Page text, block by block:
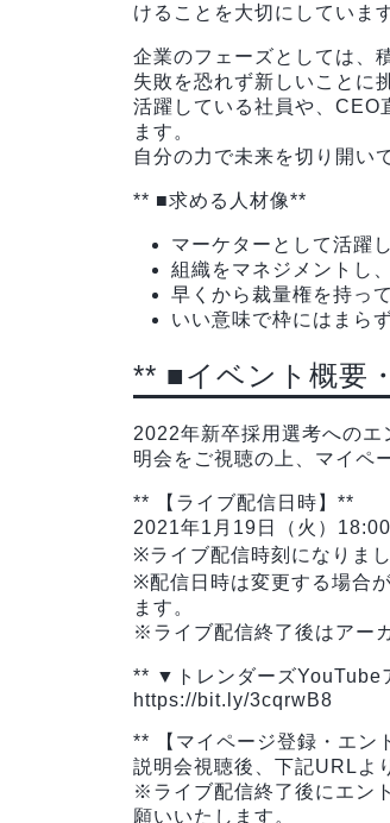
けることを大切にしています
企業のフェーズとしては、
失敗を恐れず新しいことに
活躍している社員や、CEO
ます。
自分の力で未来を切り開い
** ■求める人材像**
マーケターとして活躍
組織をマネジメントし
早くから裁量権を持っ
いい意味で枠にはまら
** ■イベント概要
2022年新卒採用選考への
明会をご視聴の上、マイペ
** 【ライブ配信日時】**
2021年1月19日（火）18:00
※ライブ配信時刻になりま
※配信日時は変更する場合
ます。
※ライブ配信終了後はアー
** ▼トレンダーズYouTube
https://bit.ly/3cqrwB8
** 【マイページ登録・エン
説明会視聴後、下記URLよ
※ライブ配信終了後にエン
願いいたします。